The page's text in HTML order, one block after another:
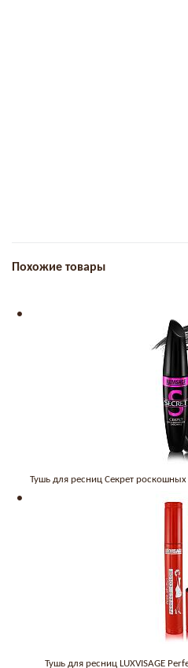
Похожие товары
Тушь для ресниц Секрет
Тушь для ресниц LUXVISAGE